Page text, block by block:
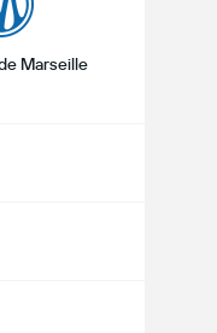
Marseille